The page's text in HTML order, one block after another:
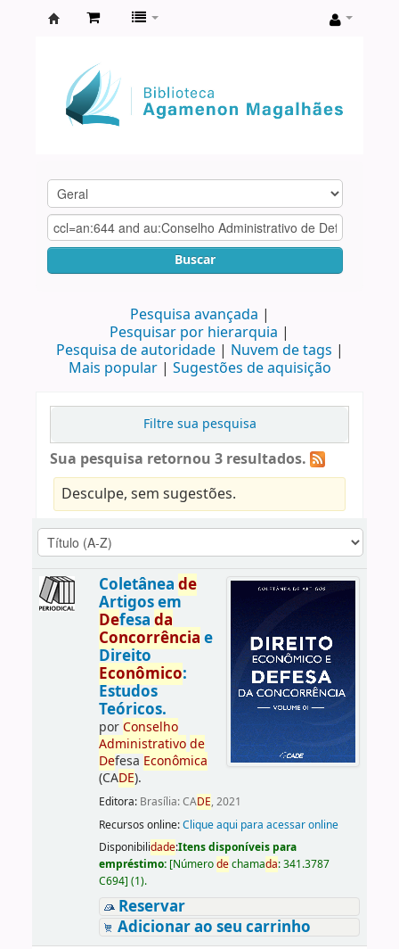
Agamenon
Magalhães
Buscar
Pesquisa avançada
Pesquisar por hierarquia
Pesquisa de autoridade
Nuvem de tags
Mais popular
Sugestões de aquisição
Filtre sua pesquisa
Sua pesquisa retornou 3 resultados.
Desculpe, sem sugestões.
Coletânea de
Artigos em
Defesa da
Concorrência e
Direito
Econômico:
Estudos
Teóricos.
porConselho
Administrativo de
Defesa Econômica
(CADE).
Editora: Brasília: CADE, 2021
Recursos online:Clique aqui para acessar online
Disponibilidade:Itens disponíveis para
empréstimo: [Númerodechamada:341.3787
C694] (1).
Reservar
Adicionar ao seu carrinho